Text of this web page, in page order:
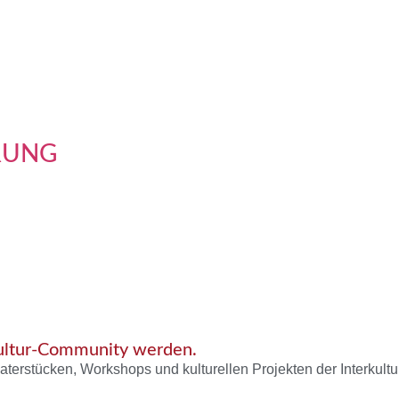
Community werden.
Workshops und kulturellen Projekten der